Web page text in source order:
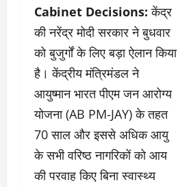
Cabinet Decisions:केंद्र
की नरेंद्र मोदी सरकार ने बुधवार
को बुजुर्गों के लिए बड़ा ऐलान किया
है। केंद्रीय मंत्रिमंडल ने
आयुष्मान भारत पीएम जन आरोग्य
योजना (AB PM-JAY) के तहत
70 साल और इससे अधिक आयु
के सभी वरिष्ठ नागरिकों को आय
की परवाह किए बिना स्वास्थ्य